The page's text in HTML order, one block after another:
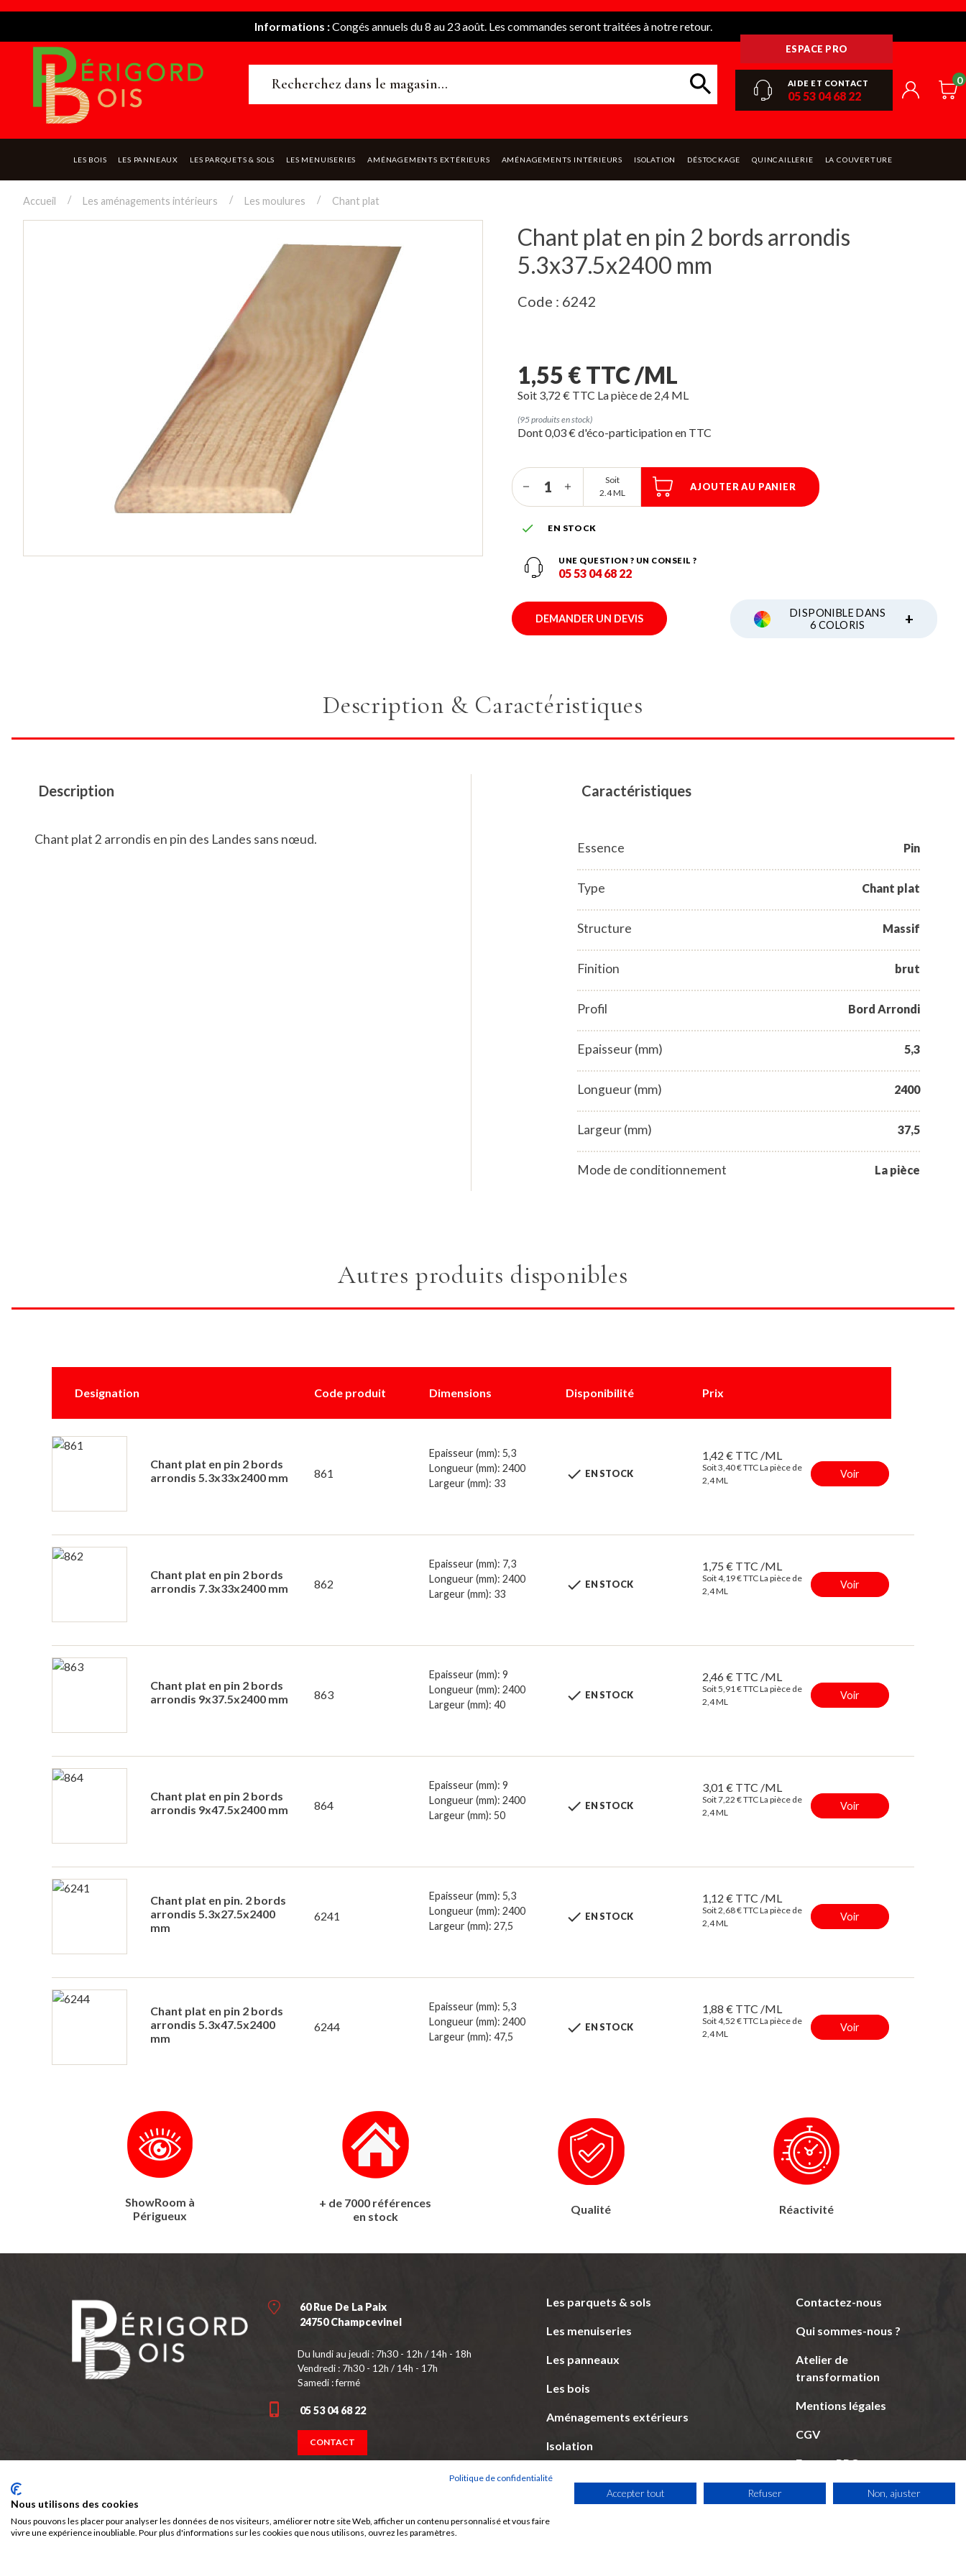
Informations :Congés annuels du 8 au 23 août. Les commandes seront traitées à notre retour.
ESPACE PRO
AIDE ET CONTACT
05 53 04 68 22
0
LES BOIS LES PANNEAUX LES PARQUETS & SOLS LES MENUISERIES AMÉNAGEMENTS EXTÉRIEURS AMÉNAGEMENTS INTÉRIEURS ISOLATION DÉSTOCKAGE QUINCAILLERIE LA COUVERTURE
Accueil Les aménagements intérieurs Les moulures Chant plat
Chant plat en pin 2 bords arrondis
5.3x37.5x2400 mm
Code : 6242
1,55 € TTC /ML
Soit 3,72 € TTC La pièce de 2,4 ML
(95 produits en stock)
Dont 0,03 € d'éco-participation
Soit
2.4 ML
AJOUTER AU PANIER
 EN STOCK
UNE QUESTION ? UN CONSEIL ?
05 53 04 68 22
DEMANDER UN DEVIS
DISPONIBLE DANS
6 COLORIS
+
Description & Caractéristiques
Description
Chant plat 2 arrondis en pin des Landes sans nœud.
Caractéristiques
Essence Pin
Type Chant plat
Structure Massif
Finition brut
Profil Bord Arrondi
Epaisseur (mm) 5,3
Longueur (mm) 2400
Largeur (mm) 37,5
Mode de conditionnement La pièce
Autres produits disponibles
Designation Code produit Dimensions Disponibilité Prix
Chant plat en pin 2 bords
arrondis 5.3x33x2400 mm
861
Epaisseur (mm): 5,3
Longueur (mm): 2400
Largeur (mm): 33
 EN STOCK
1,42 € TTC /ML
Soit 3,40 € TTC La pièce de
2,4 ML
Voir
Chant plat en pin 2 bords
arrondis 7.3x33x2400 mm
862
Epaisseur (mm): 7,3
Longueur (mm): 2400
Largeur (mm): 33
 EN STOCK
1,75 € TTC /ML
Soit 4,19 € TTC La pièce de
2,4 ML
Voir
Chant plat en pin 2 bords
arrondis 9x37.5x2400 mm
863
Epaisseur (mm): 9
Longueur (mm): 2400
Largeur (mm): 40
 EN STOCK
2,46 € TTC /ML
Soit 5,91 € TTC La pièce de
2,4 ML
Voir
Chant plat en pin 2 bords
arrondis 9x47.5x2400 mm
864
Epaisseur (mm): 9
Longueur (mm): 2400
Largeur (mm): 50
 EN STOCK
3,01 € TTC /ML
Soit 7,22 € TTC La pièce de
2,4 ML
Voir
Chant plat en pin. 2 bords
arrondis 5.3x27.5x2400
mm
6241
Epaisseur (mm): 5,3
Longueur (mm): 2400
Largeur (mm): 27,5
 EN STOCK
1,12 € TTC /ML
Soit 2,68 € TTC La pièce de
2,4 ML
Voir
Chant plat en pin 2 bords
arrondis 5.3x47.5x2400
mm
6244
Epaisseur (mm): 5,3
Longueur (mm): 2400
Largeur (mm): 47,5
 EN STOCK
1,88 € TTC /ML
Soit 4,52 € TTC La pièce de
2,4 ML
Voir
ShowRoom à
Périgueux
+ de 7000 références
en stock
Qualité Réactivité
60 Rue De La Paix
24750 Champcevinel
Du lundi au jeudi : 7h30 - 12h / 14h - 18h
Vendredi : 7h30 - 12h / 14h - 17h
Samedi : fermé
05 53 04 68 22
CONTACT
Les parquets & sols
Les menuiseries
Les panneaux
Les bois
Aménagements extérieurs
Isolation
Contactez-nous
Qui sommes-nous ?
Atelier de
transformation
Mentions légales
CGV
Espace PRO
Visite interactive
Politique de confidentialité
Nous utilisons des cookies
Nous pouvons les placer pour analyser les données de nos visiteurs, améliorer notre site Web, afficher un contenu personnalisé et vous faire
vivre une expérience inoubliable. Pour plus d'informations sur les cookies que nous utilisons, ouvrez les paramètres.
Accepter tout Refuser Non, ajuster